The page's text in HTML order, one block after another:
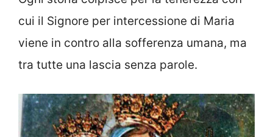
cui il Signore per intercessione di Maria
viene in contro alla sofferenza umana, ma
tra tutte una lascia senza parole.